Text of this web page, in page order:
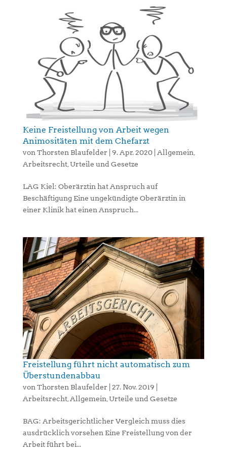
Keine Freistellung von Arbeit wegen
Animositäten mit dem Chefarzt
vonThorsten Blaufelder 9. Apr. 2020| Allgemein,
Arbeitsrecht,Urteile und Gesetze
LAG Kiel: Oberärztin hat Anspruch auf
Beschäftigung Eine ungekündigte Oberärztin in
einer Klinik hat einen Anspruch...
Freistellung führt nicht automatisch zum
Überstundenabbau
von Thorsten Blaufelder 27. Nov. 2019
Arbeitsrecht, Allgemein Urteile und Gesetze
BAG: Arbeitsgerichtlicher Vergleich muss dies
ausdrücklich vorsehen Eine Freistellung von der
Arbeit führt bei...